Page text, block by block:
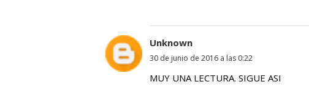
Unknown
30 de junio de 2016 a las 0:22
MUY UNA LECTURA. SIGUE ASI